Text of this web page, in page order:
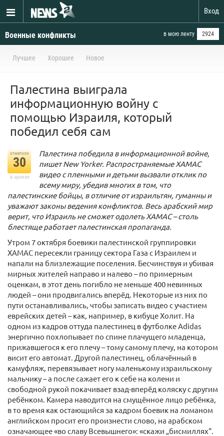
Вход
Военные конфликты в мою ленту 2924
Лучшее Хорошее Новое
Палестина выиграла
информационную войну с
помощью Израиля, который
победил себя сам
отметили
30
в архиве
Палестина победила в информационной войне,
пишет New Yorker. Распространяемые ХАМАС
видео с пленными и детьми вызвали отклик по
всему миру, убедив многих в том, что
палестинские бойцы, в отличие от израильтян, гуманны и
уважают законы ведения конфликтов. Весь арабский мир
верит, что Израиль не сможет одолеть ХАМАС – столь
блестяще работает палестинская пропаганда.
Утром 7 октября боевики палестинской группировки
ХАМАС пересекли границу сектора Газа с Израилем и
напали на близлежащие поселения. Бесчинствуя и убивая
мирных жителей направо и налево – по примерным
оценкам, в этот день погибло не меньше 400 невинных
людей – они продвигались вперёд. Некоторые из них по
пути останавливались, чтобы записать видео с участием
еврейских детей – как, например, в кибуце Холит. На
одном из кадров оттуда палестинец в футболке Adidas
энергично похлопывает по спине плачущего младенца,
прижавшегося к его плечу – тому самому плечу, на котором
висит его автомат. Другой палестинец, облачённый в
камуфляж, перевязывает ногу маленькому израильскому
мальчику – а после сажает его к себе на колени и
свободной рукой покачивает взад-вперёд коляску с другим
ребёнком. Камера наводится на смущённое лицо ребёнка,
в то время как остающийся за кадром боевик на ломаном
английском просит его произнести слово, на арабском
означающее «во славу Всевышнего»: «скажи „бисмиллях“.